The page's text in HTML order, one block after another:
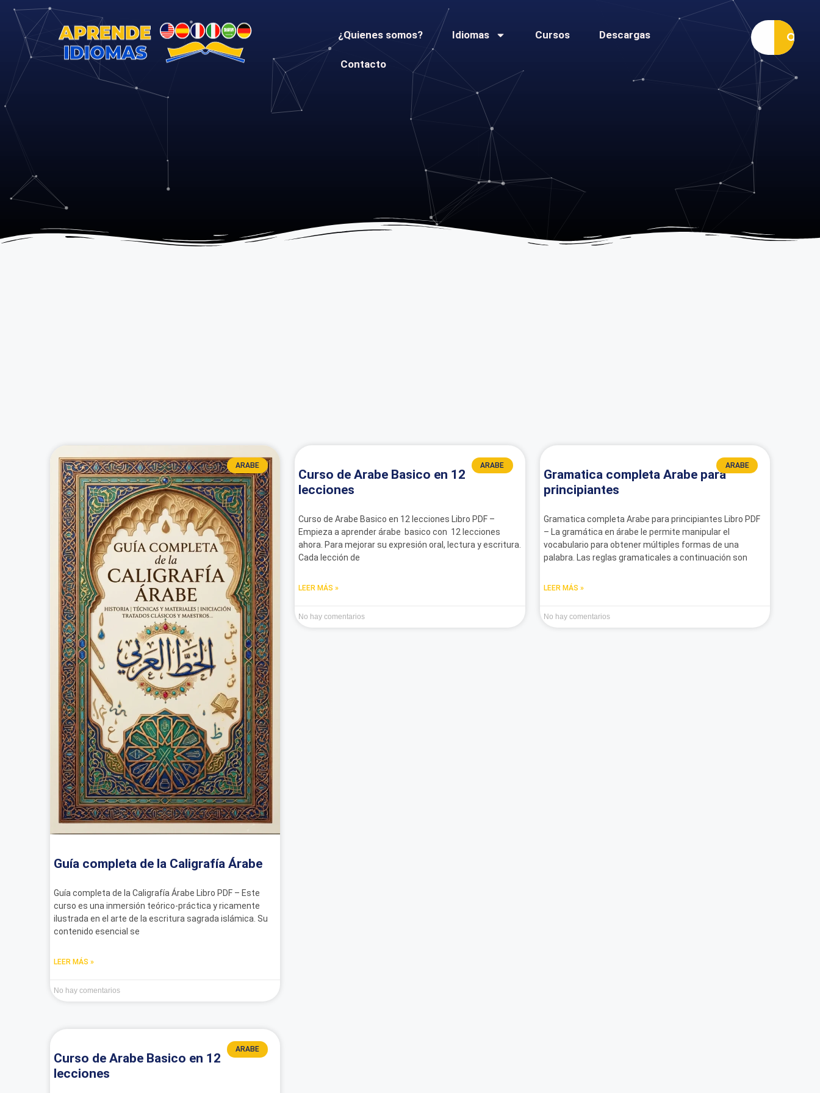
¿Quienes somos? Idiomas Cursos Descargas
Contacto
ARABE
Guía completa de la Caligrafía Árabe
Guía completa de la Caligrafía Árabe Libro PDF – Este
curso es una inmersión teórico-práctica y ricamente
ilustrada en el arte de la escritura sagrada islámica. Su
contenido esencial se
LEER MÁS »
No hay comentarios
ARABE
Curso de Arabe Basico en 12
lecciones
Curso de Arabe Basico en 12 lecciones Libro PDF –
Empieza a aprender árabe basico con 12 lecciones
ahora. Para mejorar su expresión oral, lectura y escritura.
Cada lección de
LEER MÁS »
No hay comentarios
ARABE
Gramatica completa Arabe para
principiantes
Gramatica completa Arabe para principiantes Libro PDF
– La gramática en árabe le permite manipular el
vocabulario para obtener múltiples formas de una
palabra. Las reglas gramaticales a continuación son
LEER MÁS »
No hay comentarios
ARABE
Curso de Arabe Basico en 12
lecciones